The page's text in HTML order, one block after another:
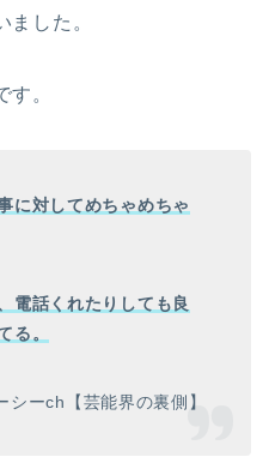
ました。
。
に対してめちゃめちゃ
電話くれたりしても良
る。
ーch【芸能界の裏側】